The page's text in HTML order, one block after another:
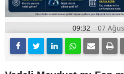
09:32 07